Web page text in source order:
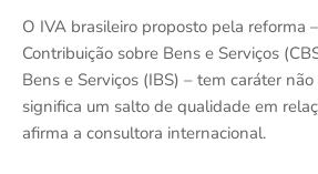
O IVA brasileiro proposto pela reforma
Contribuição sobre Bens e Serviços
Bens e Serviços (IBS) – tem caráter
significa um salto de qualidade em
afirma a consultora internacional.